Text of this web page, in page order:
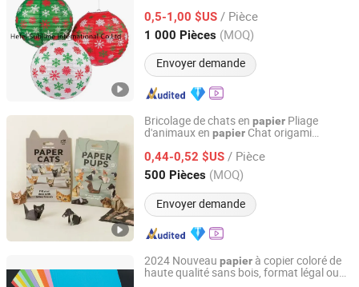
0,5-1,00 $US / Pièce
1 000 Pièces (MOQ)
Envoyer demande
Anhui, China Depuis 2010
Bricolage de chats en papier Pliage
d'animaux en papier Chat origami
0,44-0,52 $US / Pièce
500 Pièces (MOQ)
Envoyer demande
Hangzhou Zizhou Trading Co., Ltd.
Zhejiang, China Depuis 2022
2024 Nouveau papier à copier coloré de
haute qualité sans bois, format légal ou
Qingdao Newxinker International Trade Co., Ltd.